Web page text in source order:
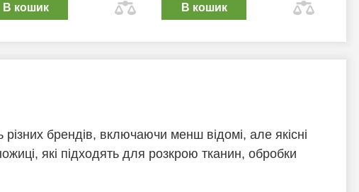
В кошик В кошик
брендів, включаючи менш відомі, але якісні
які підходять для розкрою тканин, обробки